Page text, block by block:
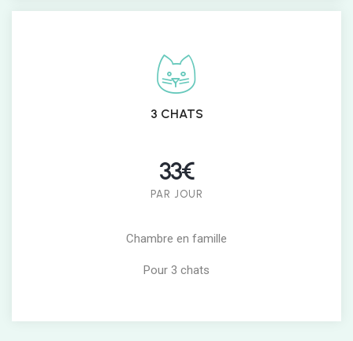
3 CHATS
33€
PAR JOUR
Chambre en famille
Pour 3 chats